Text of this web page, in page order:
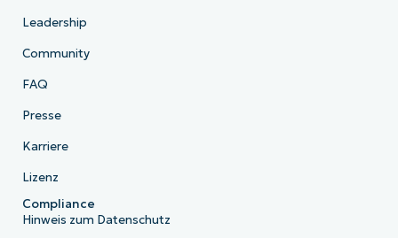
Leadership
Community
FAQ
Presse
Karriere
Lizenz
Compliance
Hinweis zum Datenschutz